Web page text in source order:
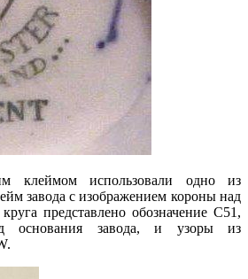
клеймом использовали одно из
завода с изображением короны над
представлено обозначение С51,
основания завода, и узоры из